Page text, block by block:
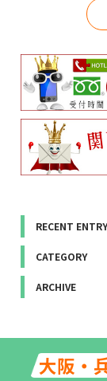
RECENT ENTRY
CATEGORY
ARCHIVE
大阪・